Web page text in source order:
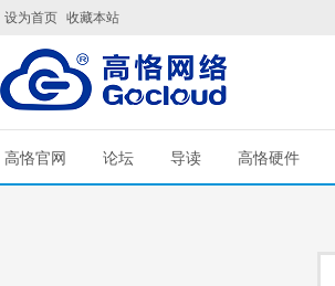
设为首页 收藏本站
高恪官网 论坛 导读 高恪硬件